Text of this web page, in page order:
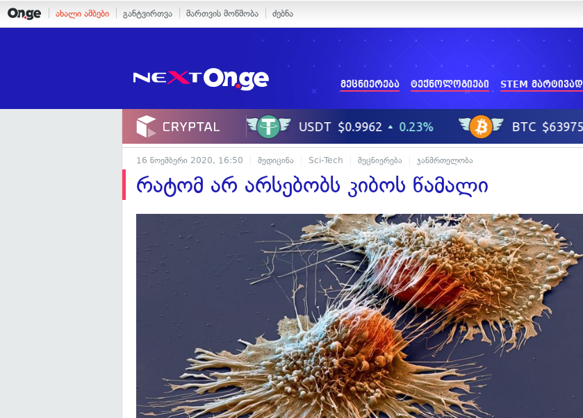
ახალი ამბები განტვირთვა მართვის მოწმობა ძებნა
მეცნიერება ტექნოლოგიები STEM მარტივად
16 ნოემბერი 2020, 16:50 მედიცინა Sci-Tech მეცნიერება ჯანმრთელობა
რატომ არ არსებობს კიბოს წამალი